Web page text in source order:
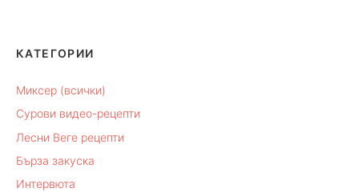
КАТЕГОРИИ
Миксер (всички)
Сурови видео-рецепти
Лесни Веге рецепти
Бърза закуска
Интервюта